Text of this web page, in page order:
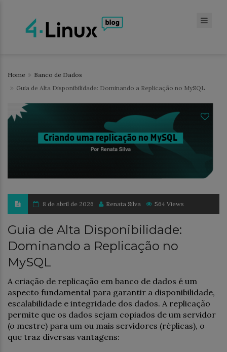
Home
Banco de Dados
Guia de Alta Disponibilidade: Dominando a Replicação no MySQL
8 de abril de 2026 Renata Silva 564 Views
Guia de Alta Disponibilidade:
Dominando a Replicação no
MySQL
A criação de replicação em banco de dados é um
aspecto fundamental para garantir a disponibilidade,
escalabilidade e integridade dos dados. A replicação
permite que os dados sejam copiados de um servidor
(o mestre) para um ou mais servidores (réplicas), o
que traz diversas vantagens: